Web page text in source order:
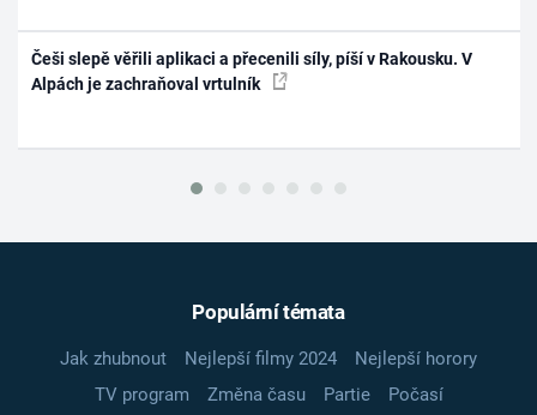
Češi slepě věřili aplikaci a přecenili síly, píší v Rakousku. V
Alpách je zachraňoval vrtulník
Populární témata
Jak zhubnout Nejlepší filmy 2024
Nejlepší horory
TV program
Změna času Partie
Počasí